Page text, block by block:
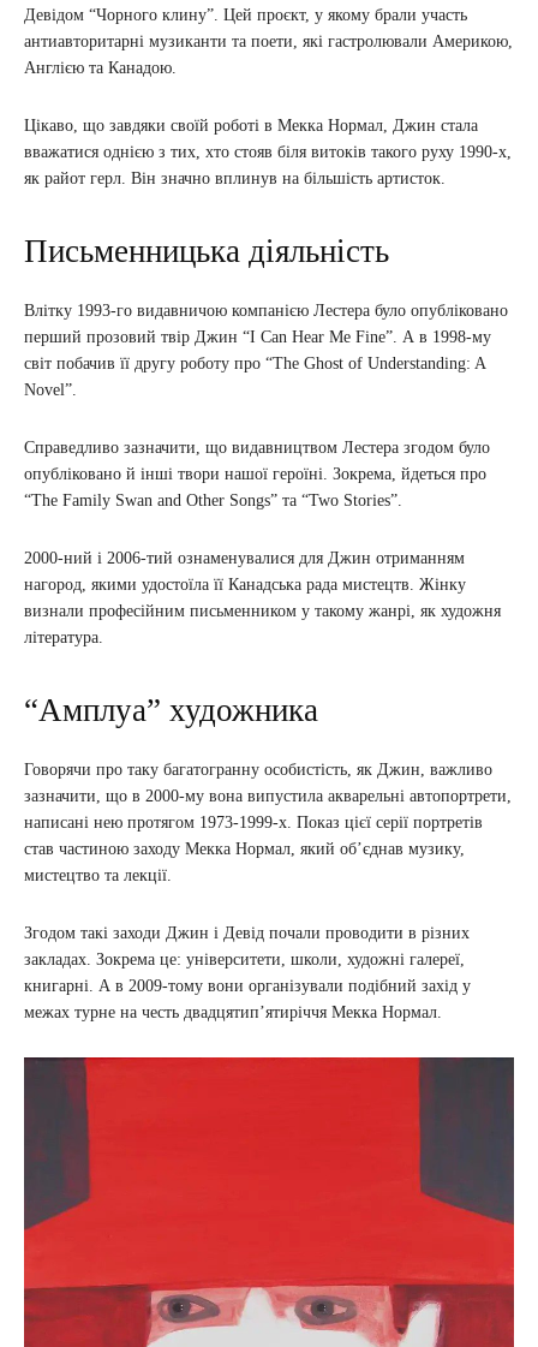
Девідом “Чорного клину”. Цей проєкт, у якому брали участь
антиавторитарні музиканти та поети, які гастролювали Америкою,
Англією та Канадою.
Цікаво, що завдяки своїй роботі в Мекка Нормал, Джин стала
вважатися однією з тих, хто стояв біля витоків такого руху 1990-х,
як райот герл. Він значно вплинув на більшість артисток.
Письменницька діяльність
Влітку 1993-го видавничою компанією Лестера було опубліковано
перший прозовий твір Джин “I Can Hear Me Fine”. А в 1998-му
світ побачив її другу роботу про “The Ghost of Understanding: A
Novel”.
Справедливо зазначити, що видавництвом Лестера згодом було
опубліковано й інші твори нашої героїні. Зокрема, йдеться про
“The Family Swan and Other Songs” та “Two Stories”.
2000-ний і 2006-тий ознаменувалися для Джин отриманням
нагород, якими удостоїла її Канадська рада мистецтв. Жінку
визнали професійним письменником у такому жанрі, як художня
література.
“Амплуа” художника
Говорячи про таку багатогранну особистість, як Джин, важливо
зазначити, що в 2000-му вона випустила акварельні автопортрети,
написані нею протягом 1973-1999-х. Показ цієї серії портретів
став частиною заходу Мекка Нормал, який об’єднав музику,
мистецтво та лекції.
Згодом такі заходи Джин і Девід почали проводити в різних
закладах. Зокрема це: університети, школи, художні галереї,
книгарні. А в 2009-тому вони організували подібний захід у
межах турне на честь двадцятип’ятиріччя Мекка Нормал.